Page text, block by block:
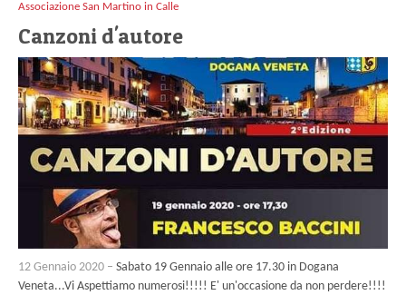
Associazione San Martino in Calle
Canzoni d'autore
12 Gennaio 2020 – Sabato 19 Gennaio alle ore 17.30 in Dogana
Veneta...Vi Aspettiamo numerosi!!!!! E' un'occasione da non perdere!!!!